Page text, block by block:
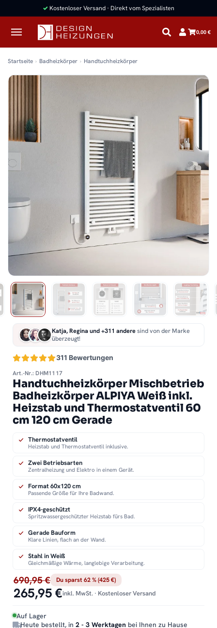
✓ Kostenloser Versand · Direkt vom Spezialisten
0,00 €
Startseite Badheizkörper Handtuchheizkörper
311 Bewertungen
Katja, Regina und +311 anderesind von der Marke
überzeugt!
Art.-Nr.: DHM1117
Handtuchheizkörper Mischbetrieb
Badheizkörper ALPIYA Weiß inkl.
Heizstab und Thermostatventil 60
cm 120 cm Gerade
690,95 € Du sparst 62 % (425 €)
265,95 €inkl. MwSt. · Kostenloser Versand
Auf Lager
Heute bestellt, in 2 - 3 Werktagen bei Ihnen zu Hause
Thermostatventil
Heizstab und Thermostatventil inklusive.
Zwei Betriebsarten
Zentralheizung und Elektro in einem Gerät.
Format 60x120 cm
Passende Größe für Ihre Badwand.
IPX4-geschützt
Spritzwassergeschützter Heizstab fürs Bad.
Gerade Bauform
Klare Linien, flach an der Wand.
Stahl in Weiß
Gleichmäßige Wärme, langlebige Verarbeitung.